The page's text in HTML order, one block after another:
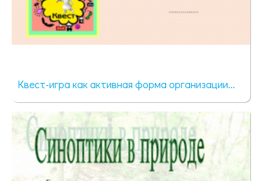
Квест-игра как активная форма организации...
53 просмотра